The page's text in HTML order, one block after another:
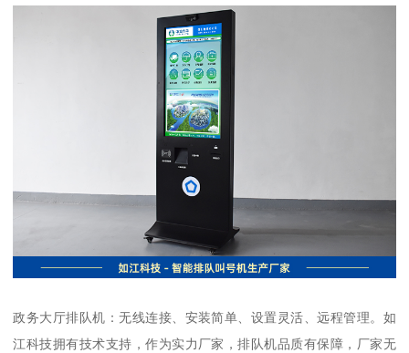
政务大厅排队机：无线连接、安装简单、设置灵活、远程管理。如
江科技拥有技术支持，作为实力厂家，排队机品质有保障，厂家无